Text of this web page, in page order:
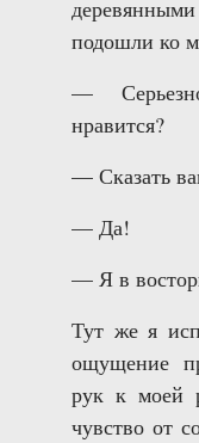
подошли ко
—
нравится?
— Сказать
— Да!
— Я в
Тут же я
ощущение
рук к моей
чувство от